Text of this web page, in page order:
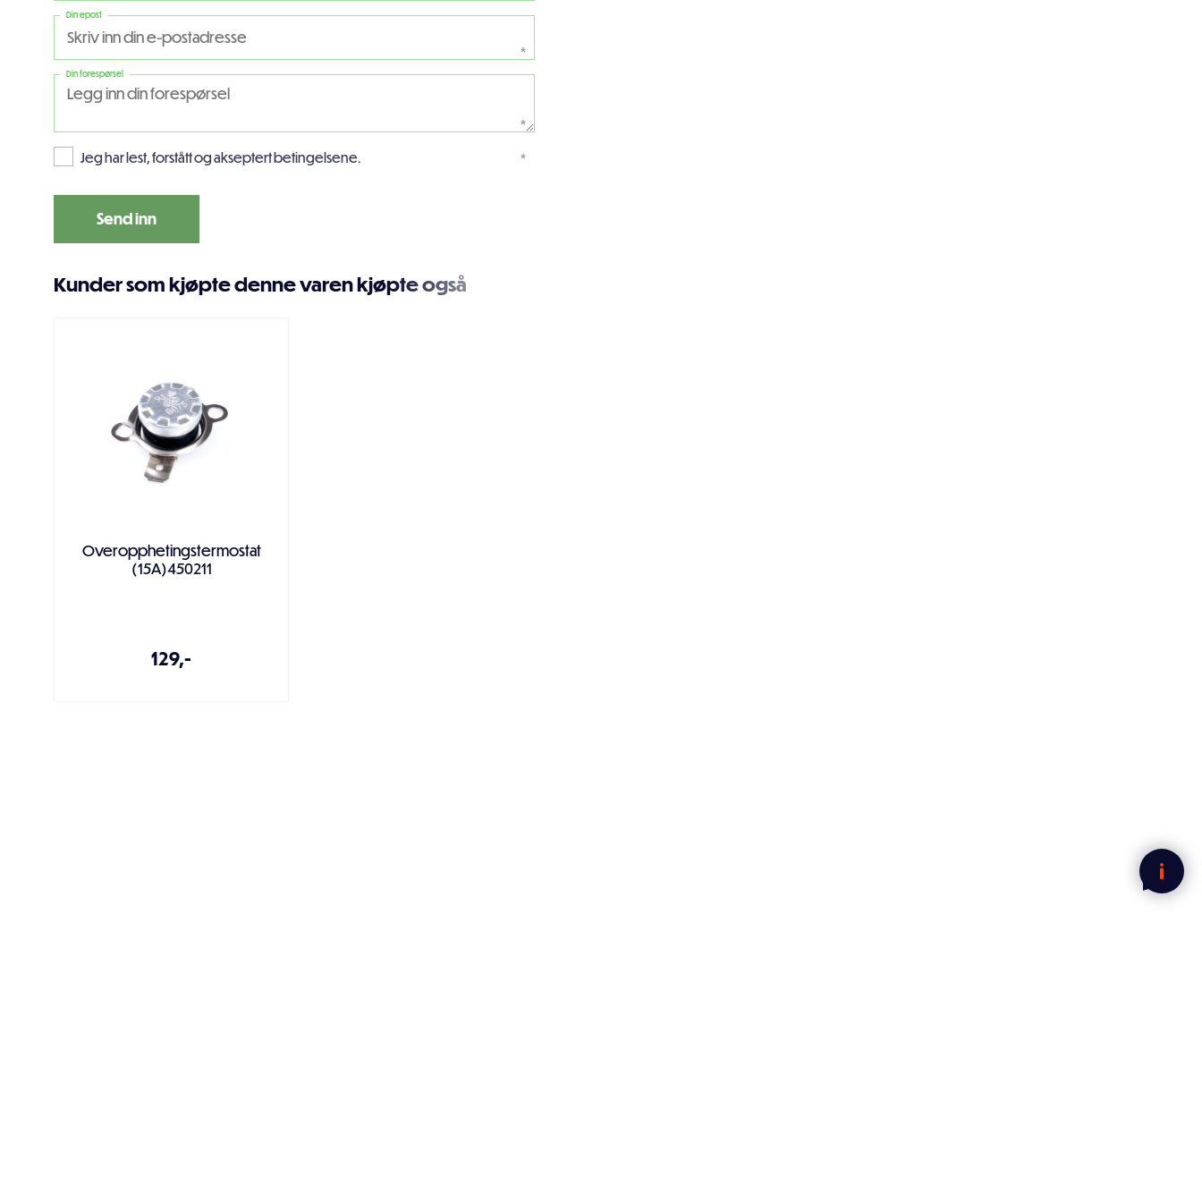
Din epost
*
Din forespørsel
*
Jeg har lest, forstått og akseptert betingelsene. *
Kunder som kjøpte denne varen kjøpte også
Overopphetingstermostat
(15A)450211
129,-